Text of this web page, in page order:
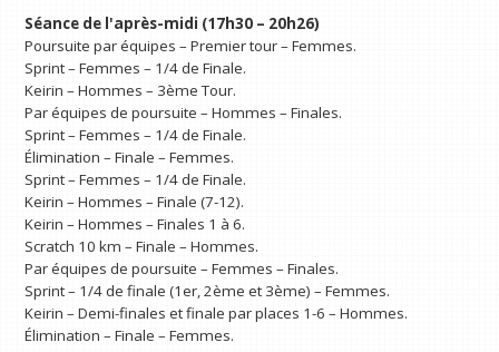
Séance de l'après-midi (17h30 – 20h26)
Poursuite par équipes – Premier tour – Femmes.
Sprint – Femmes – 1/4 de Finale.
Keirin – Hommes – 3ème Tour.
Par équipes de poursuite – Hommes – Finales.
Sprint – Femmes – 1/4 de Finale.
Élimination – Finale – Femmes.
Sprint – Femmes – 1/4 de Finale.
Keirin – Hommes – Finale (7-12).
Keirin – Hommes – Finales 1 à 6.
Scratch 10 km – Finale – Hommes.
Par équipes de poursuite – Femmes – Finales.
Sprint – 1/4 de finale (1er, 2ème et 3ème) – Femmes.
Keirin – Demi-finales et finale par places 1-6 – Hommes.
Élimination – Finale – Femmes.